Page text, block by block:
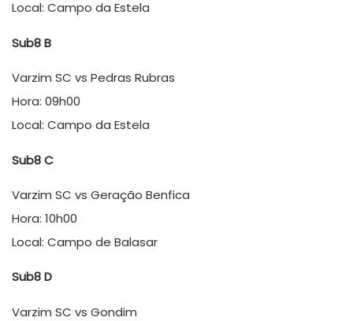
Local: Campo da Estela
Sub8 B
Varzim SC vs Pedras Rubras
Hora: 09h00
Local: Campo da Estela
Sub8 C
Varzim SC vs Geração Benfica
Hora: 10h00
Local: Campo de Balasar
Sub8 D
Varzim SC vs Gondim